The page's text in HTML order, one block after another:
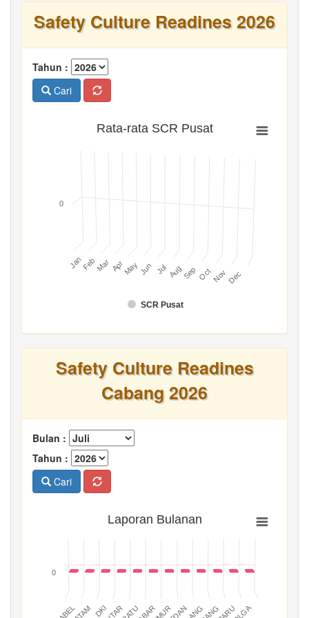
Safety Culture Readines 2026
Tahun :
Cari
Rata-rata SCR Pusat
SCR Pusat
JanFebMar AprMay Jun Jul AugSep OctNovDec
0
Safety Culture Readines
Cabang 2026
Bulan :
Tahun :
Cari
Laporan Bulanan
DKI
0